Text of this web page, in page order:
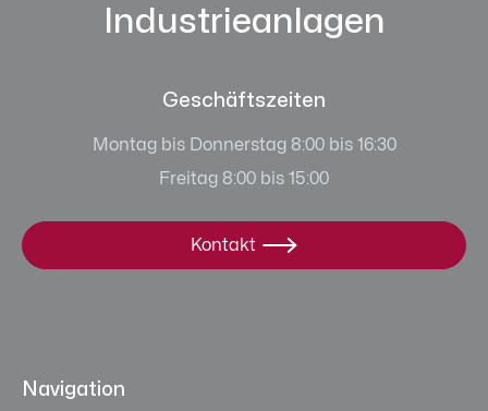
Industrieanlagen
Geschäftszeiten
Montag bis Donnerstag 8:00 bis 16:30
Freitag 8:00 bis 15:00
Kontakt 
Navigation